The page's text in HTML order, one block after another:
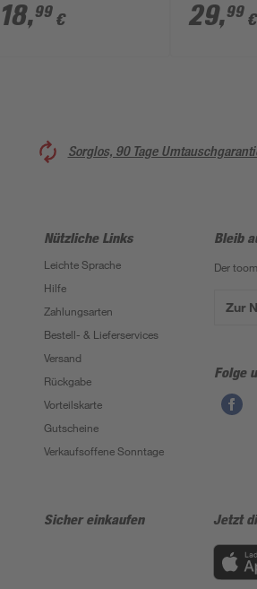
18,99 €
Ø 40 - 82
29,99 €
Sorglos, 90 Tage
Nützliche Links
Leichte Sprache
Hilfe
Zahlungsarten
Bestell- & Lieferservices
Versand
Rückgabe
Vorteilskarte
Gutscheine
Verkaufsoffene Sonntage
Bleib
Der
Zur
Folge
Sicher einkaufen Jetzt